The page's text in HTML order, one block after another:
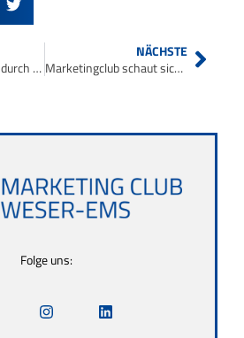
Orginal verkork(s)t durch Pahlgruber und Söhne
NÄCHSTE
Marketingclub schaut sich die Besten an
Folge uns: